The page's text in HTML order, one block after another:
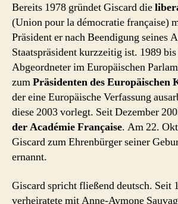
Bereits 1978 gründet Giscard die
(Union pour la démocratie française)
Präsident er nach Beendigung seines
Staatspräsident kurzzeitig ist. 1989
Abgeordneter im Europäischen
zumPräsidenten des Europäischen
der eine Europäische Verfassung
diese 2003 vorlegt. Seit Dezember
der Académie Française. Am 22.
Giscard zum Ehrenbürger seiner
ernannt.
Giscard spricht fließend deutsch. Seit
verheiratete mit Anne-Aymone